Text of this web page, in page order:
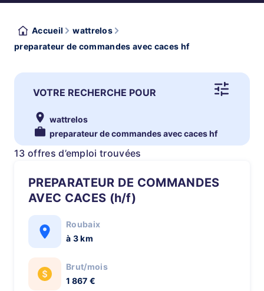
Accueil
wattrelos
preparateur de commandes avec caces hf
VOTRE RECHERCHE POUR
wattrelos
preparateur de commandes avec caces hf
13 offres d’emploi trouvées
PREPARATEUR DE COMMANDES
AVEC CACES (h/f)
Roubaix
à 3 km
Brut/mois
1 867 €